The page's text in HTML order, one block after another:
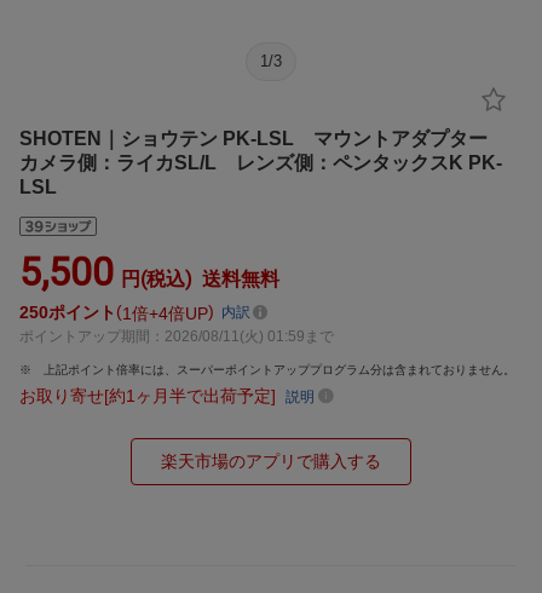
1 /3
SHOTEN｜ショウテン PK-LSL マウントアダプター
カメラ側：ライカSL/L レンズ側：ペンタックスK PK-
LSL
5,500 円(税込) 送料無料
250ポイント 1倍 4倍UP
内訳
ポイントアップ期間：2026/08/11(火) 01:59まで
上記ポイント倍率には、スーパーポイントアッププログラム分は含まれておりません。
お取り寄せ[約1ヶ月半で出荷予定] 説明
楽天市場のアプリで購入する